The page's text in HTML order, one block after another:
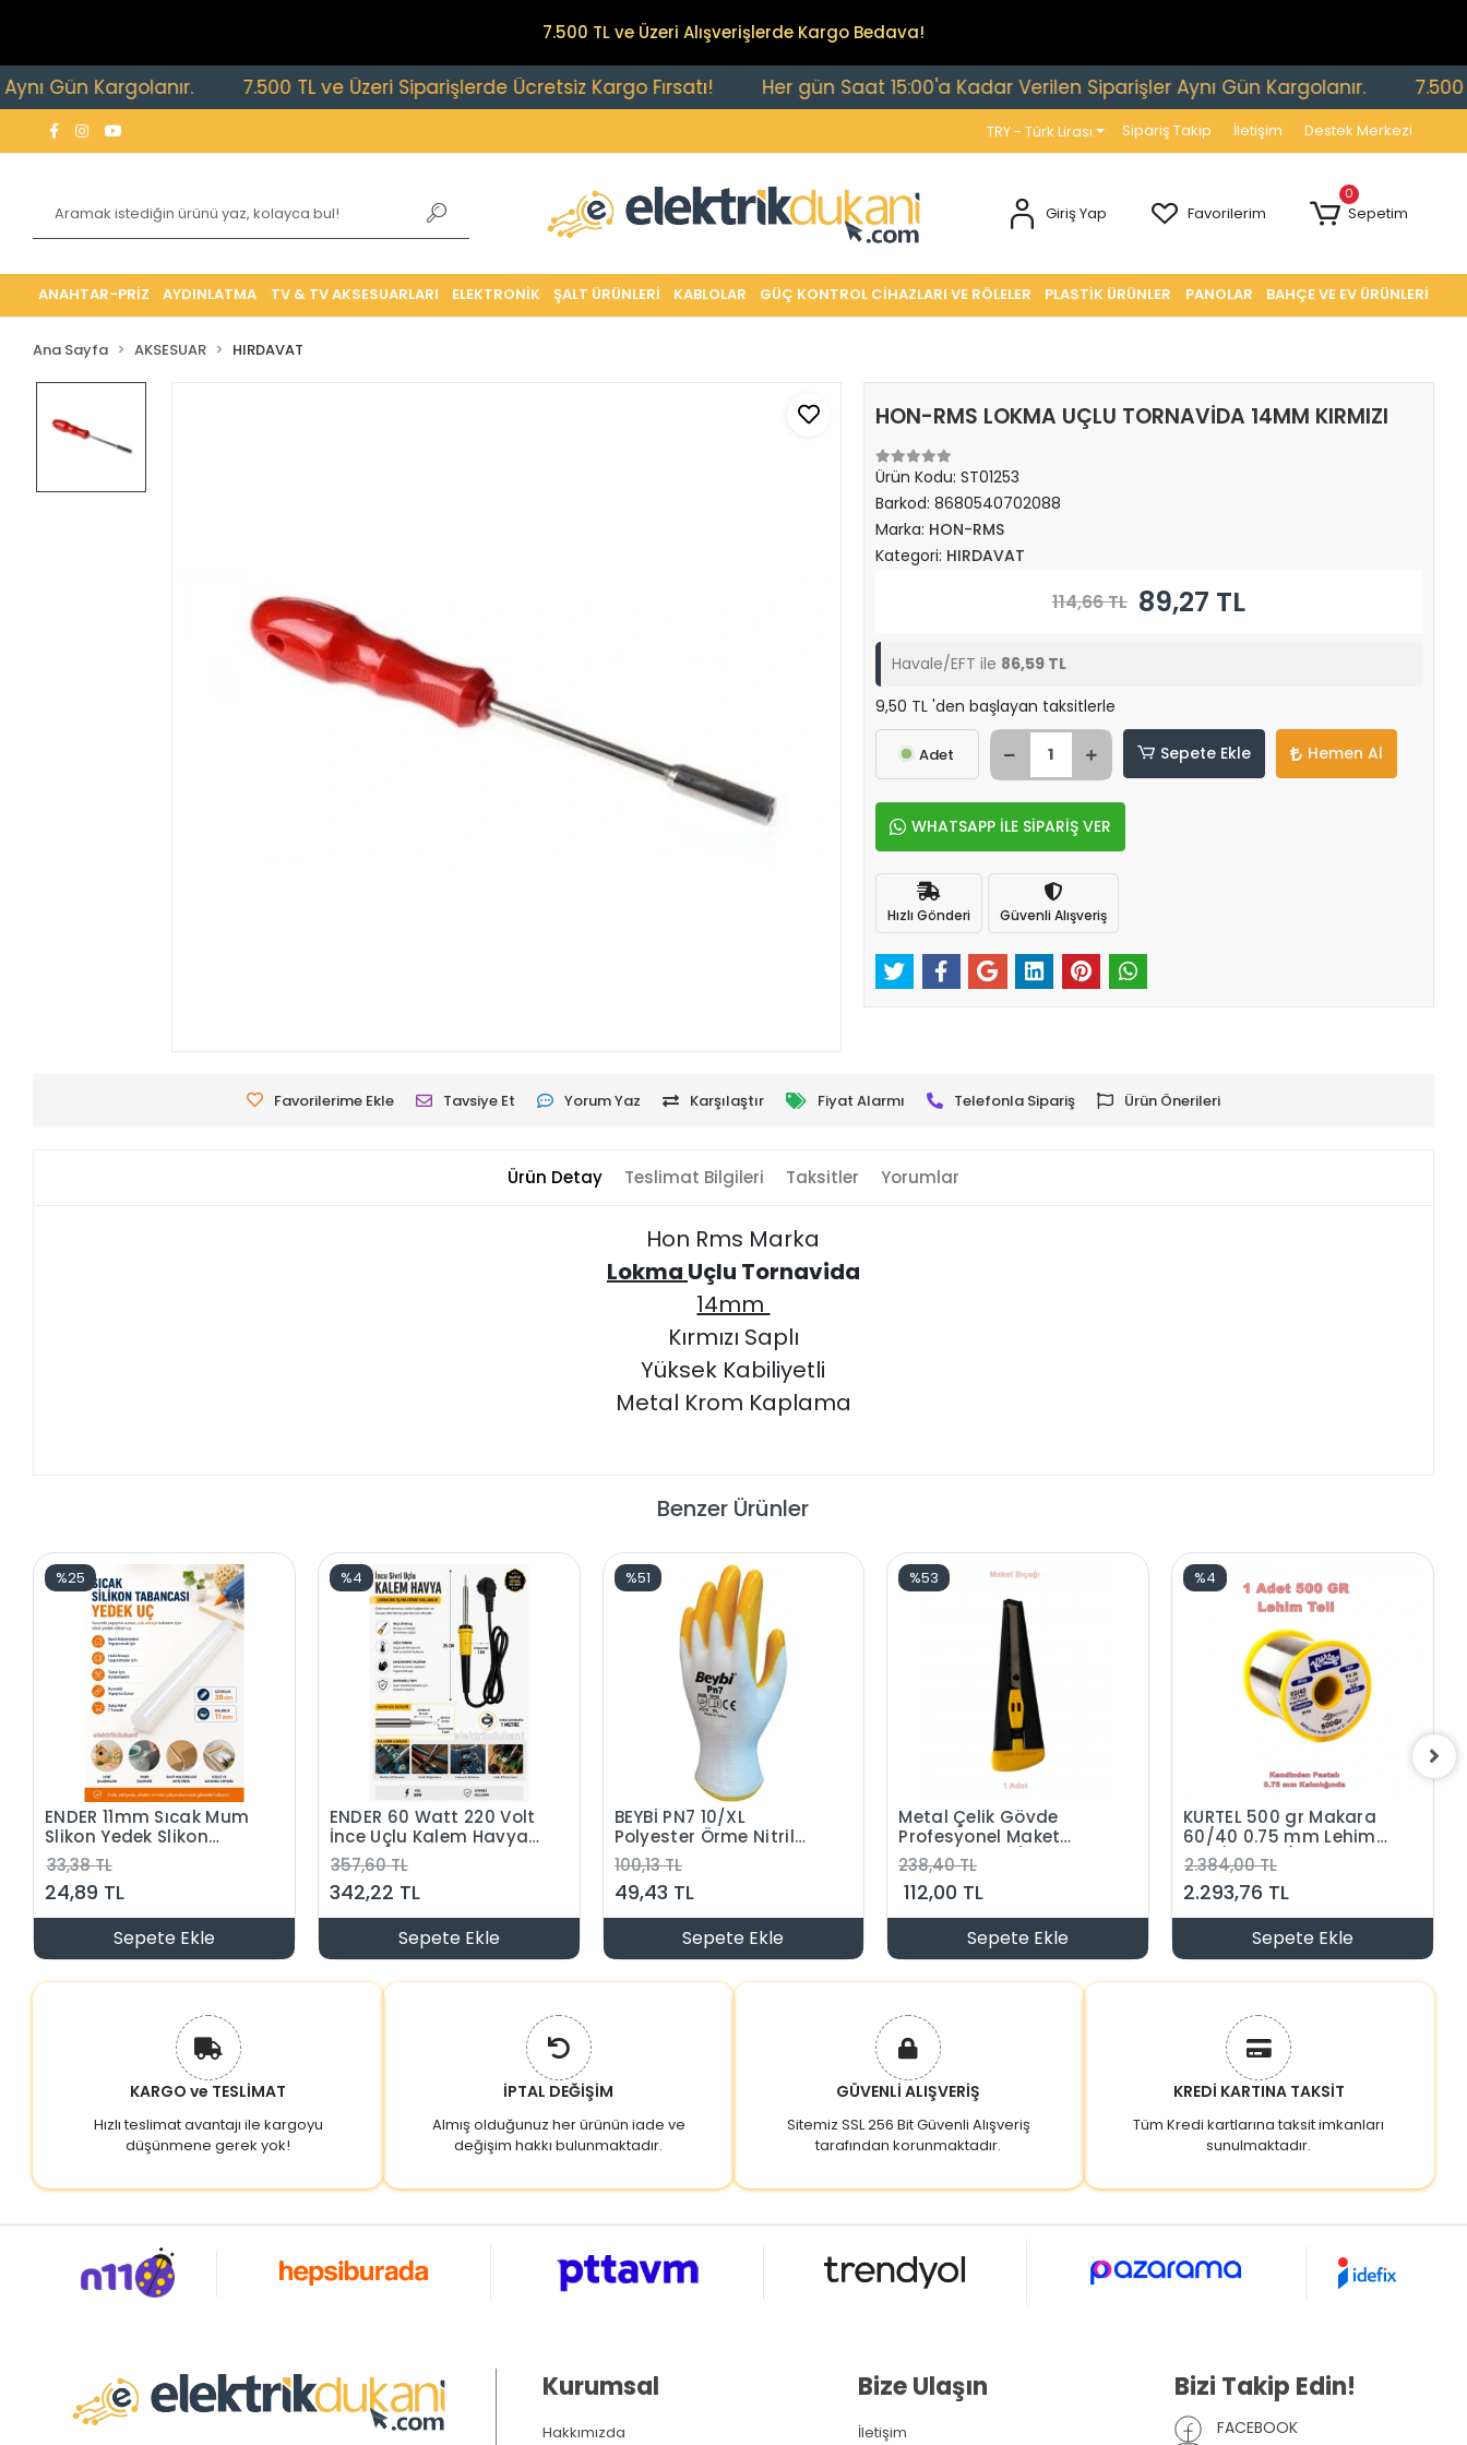
7.500 TL ve Üzeri Alışverişlerde Kargo Bedava!
Kargolanır. 7.500 TL ve Üzeri Siparişlerde Ücretsiz Kargo Fırsatı! Her gün Saat 15:00'a Kadar Verilen Siparişler Aynı Gün Kargolanır. 7.500 TL
TRY - Türk Lirası Sipariş Takip İletişim Destek Merkezi
Giriş Yap Favorilerim
0
Sepetim
ANAHTAR-PRİZ AYDINLATMA TV & TV AKSESUARLARI ELEKTRONİK ŞALT ÜRÜNLERİ KABLOLAR GÜÇ KONTROL CİHAZLARI VE RÖLELER PLASTİK ÜRÜNLER PANOLAR BAHÇE VE EV ÜRÜNLERİ
Ana Sayfa AKSESUAR HIRDAVAT
HON-RMS LOKMA UÇLU TORNAVİDA 14MM KIRMIZI
Ürün Kodu: ST01253
Barkod: 8680540702088
Marka: HON-RMS
Kategori: HIRDAVAT
114,66 TL 89,27 TL
Havale/EFT ile 86,59 TL
9,50 TL 'den başlayan taksitlerle
Adet Sepete Ekle Hemen Al
WHATSAPP İLE SİPARİŞ VER
Hızlı Gönderi Güvenli Alışveriş
Favorilerime Ekle Tavsiye Et Yorum Yaz Karşılaştır Fiyat Alarmı Telefonla Sipariş Ürün Önerileri
Ürün Detay Teslimat Bilgileri Taksitler Yorumlar
Hon Rms Marka
Lokma Uçlu Tornavida
14mm
Kırmızı Saplı
Yüksek Kabiliyetli
Metal Krom Kaplama
Benzer Ürünler
%25
ENDER 11mm Sıcak Mum
Slikon Yedek Slikon
Çubuk
33,38 TL
24,89 TL
Sepete Ekle
%4
ENDER 60 Watt 220 Volt
İnce Uçlu Kalem Havya
60W
357,60 TL
342,22 TL
Sepete Ekle
%51
BEYBİ PN7 10/XL
Polyester Örme Nitril
Yarı Kaplı İş Eldiven
3131X Beyaz/Sarı
100,13 TL
49,43 TL
Sepete Ekle
%53
Metal Çelik Gövde
Profesyonel Maket
Bıçağı 18mm (Siyah
Metal Falçata)
238,40 TL
112,00 TL
Sepete Ekle
%4
KURTEL 500 gr Makara
60/40 0.75 mm Lehim
Teli (Pastalı)
2.384,00 TL
2.293,76 TL
Sepete Ekle
KARGO ve TESLİMAT
Hızlı teslimat avantajı ile kargoyu
düşünmene gerek yok!
İPTAL DEĞİŞİM
Almış olduğunuz her ürünün iade ve
değişim hakkı bulunmaktadır.
GÜVENLİ ALIŞVERİŞ
Sitemiz SSL 256 Bit Güvenli Alışveriş
tarafından korunmaktadır.
KREDİ KARTINA TAKSİT
Tüm Kredi kartlarına taksit imkanları
sunulmaktadır.
Kurumsal
Hakkımızda
Bize Ulaşın
İletişim
Bizi Takip Edin!
FACEBOOK